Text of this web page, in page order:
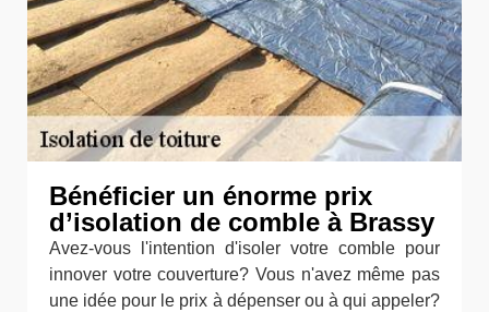
Bénéficier un énorme prix
d’isolation de comble à Brassy
Avez-vous l'intention d'isoler votre comble pour
innover votre couverture? Vous n'avez même pas
une idée pour le prix à dépenser ou à qui appeler?